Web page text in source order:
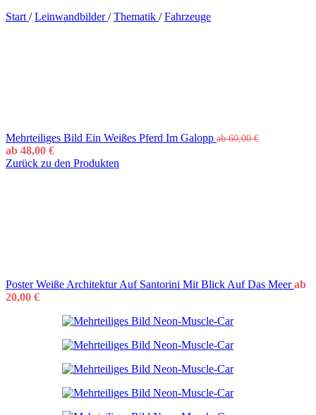
Start / Leinwandbilder/ Thematik / Fahrzeuge
Mehrteiliges Bild Ein Weißes Pferd Im Galopp ab60,00€
ab 48,00 €
Zurück zu den Produkten
Poster Weiße Architektur Auf Santorini Mit Blick Auf Das Meerab
20,00 €